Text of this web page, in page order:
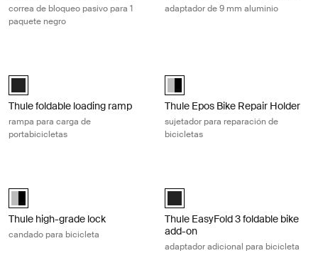
correa de bloqueo pasivo para 1
paquete negro
adaptador de 9 mm aluminio
Thule foldable loading ramp Negro (selected)
Thule foldable loading ramp
rampa para carga de
portabicicletas
Thule Epos Bike Repair Holder
Thule Epos Bike Repair Holder
sujetador para reparación de
bicicletas
Thule High-Grade Lock Aluminum/Black (selected)
Thule high-grade lock
candado para bicicleta
Thule EasyFold 3 foldable bike
Thule EasyFold 3 foldable bike
add-on
adaptador adicional para bicicleta